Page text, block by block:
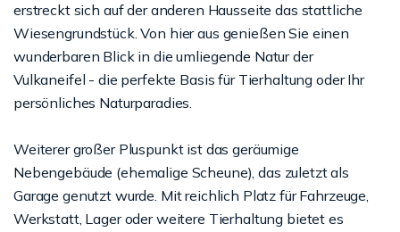
erstreckt sich auf der anderen Hausseite das stattliche
Wiesengrundstück. Von hier aus genießen Sie einen
wunderbaren Blick in die umliegende Natur der
Vulkaneifel - die perfekte Basis für Tierhaltung oder Ihr
persönliches Naturparadies.
Weiterer großer Pluspunkt ist das geräumige
Nebengebäude (ehemalige Scheune), das zuletzt als
Garage genutzt wurde. Mit reichlich Platz für Fahrzeuge,
Werkstatt, Lager oder weitere Tierhaltung bietet es